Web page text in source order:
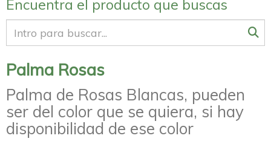
Encuentra el producto que buscas
Palma Rosas
Palma de Rosas Blancas, pueden
ser del color que se quiera, si hay
disponibilidad de ese color